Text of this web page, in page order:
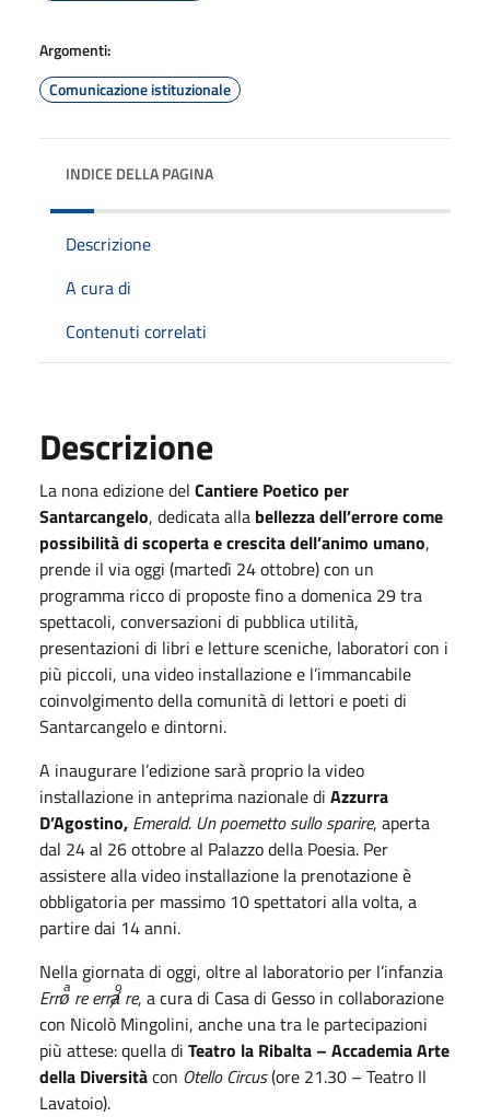
Argomenti:
Comunicazione istituzionale
INDICE DELLA PAGINA
Descrizione
A cura di
Contenuti correlati
Descrizione
La nona edizione del Cantiere Poetico per
Santarcangelo, dedicata alla bellezza dell’errore come
possibilità di scoperta e crescita dell’animo umano,
prende il via oggi (martedì 24 ottobre) con un
programma ricco di proposte fino a domenica 29 tra
spettacoli, conversazioni di pubblica utilità,
presentazioni di libri e letture sceniche, laboratori con i
più piccoli, una video installazione e l’immancabile
coinvolgimento della comunità di lettori e poeti di
Santarcangelo e dintorni.
A inaugurare l’edizione sarà proprio la video
installazione in anteprima nazionale di Azzurra
D’Agostino, Emerald. Un poemetto sullo sparire, aperta
dal 24 al 26 ottobre al Palazzo della Poesia. Per
assistere alla video installazione la prenotazione è
obbligatoria per massimo 10 spettatori alla volta, a
partire dai 14 anni.
Nella giornata di oggi, oltre al laboratorio per l’infanzia
Errøͣ re errⱥͦ re, a cura di Casa di Gesso in collaborazione
con Nicolò Mingolini, anche una tra le partecipazioni
più attese: quella di Teatro la Ribalta – Accademia Arte
della Diversitàcon Otello Circus(ore 21.30 – Teatro Il
Lavatoio).